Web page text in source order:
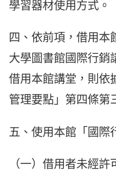
學習器材使用方式。
四、依前項，借用本
大學圖書館國際行銷
借用本館講堂，則依
管理要點」第四條第
五、使用本館「國際
（一）借用者未經